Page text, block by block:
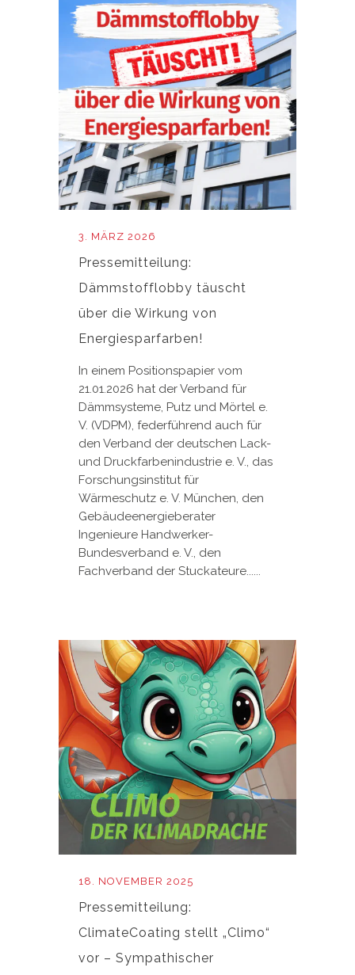
3. MÄRZ 2026
Pressemitteilung:
Dämmstofflobby täuscht
über die Wirkung von
Energiesparfarben!
In einem Positionspapier vom
21.01.2026 hat der Verband für
Dämmsysteme, Putz und Mörtel e.
V. (VDPM), federführend auch für
den Verband der deutschen Lack-
und Druckfarbenindustrie e. V., das
Forschungsinstitut für
Wärmeschutz e. V. München, den
Gebäudeenergieberater
Ingenieure Handwerker-
Bundesverband e. V., den
Fachverband der Stuckateure......
18. NOVEMBER 2025
Pressemitteilung:
ClimateCoating stellt „Climo“
vor – Sympathischer